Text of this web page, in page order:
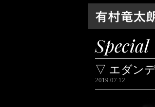
Special
▽ エダンデ
2019.07.12